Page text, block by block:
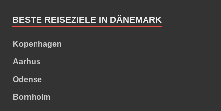
BESTE REISEZIELE IN DÄNEMARK
Kopenhagen
Aarhus
Odense
Bornholm